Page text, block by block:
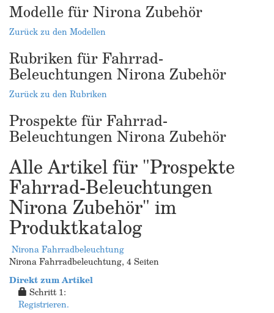
Modelle für Nirona Zubehör
Zurück zu den Modellen
Rubriken für Fahrrad-
Beleuchtungen Nirona Zubehör
Zurück zu den Rubriken
Prospekte für Fahrrad-
Beleuchtungen Nirona Zubehör
Alle Artikel für "Prospekte
Fahrrad-Beleuchtungen
Nirona Zubehör" im
Produktkatalog
Nirona Fahrradbeleuchtung
Nirona Fahrradbeleuchtung, 4 Seiten
Direkt zum Artikel
Schritt 1:
Registrieren.